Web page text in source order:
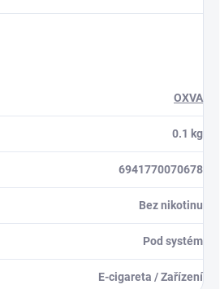
OXVA
0.1 kg
6941770070678
Bez nikotinu
Pod systém
E-cigareta / Zařízení